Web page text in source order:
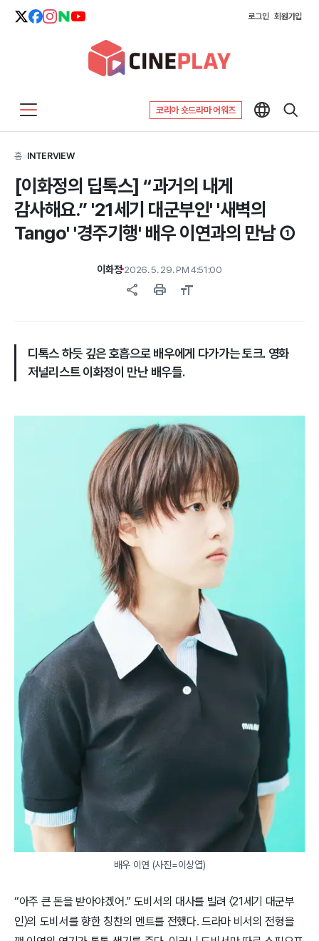
로그인 회원가입
코리아 숏드라마 어워즈
홈>INTERVIEW
[이화정의 딥톡스] “과거의 내게
감사해요.” '21세기 대군부인' '새벽의
Tango' '경주기행' 배우 이연과의 만남 ①
이화정 2026. 5. 29. PM 4:51:00
share print format_size
디톡스 하듯 깊은 호흡으로 배우에게 다가가는 토크. 영화
저널리스트 이화정이 만난 배우들.
배우 이연 (사진=이상엽)
“아주 큰 돈을 받아야겠어.” 도비서의 대사를 빌려 〈21세기 대군부
인〉의 도비서를 향한 칭찬의 멘트를 전했다. 드라마 비서의 전형을